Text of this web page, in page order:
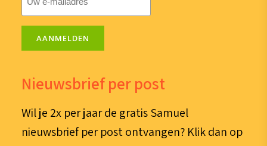
AANMELDEN
Nieuwsbrief per post
Wil je 2x per jaar de gratis Samuel
nieuwsbrief per post ontvangen? Klik dan op